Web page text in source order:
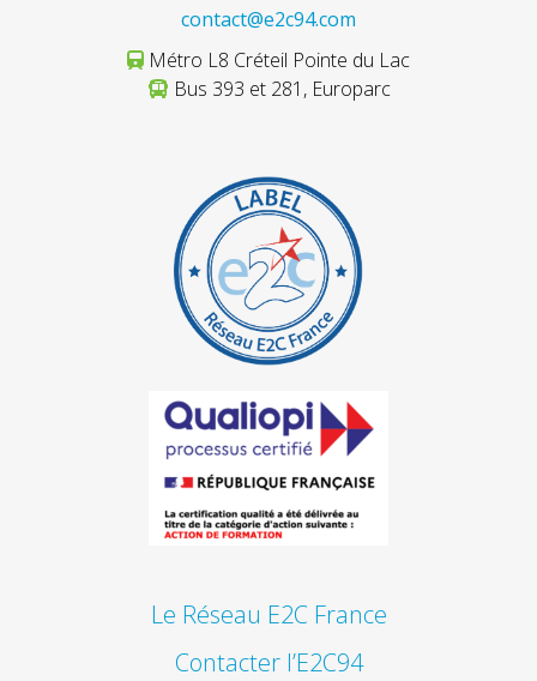
contact@e2c94.com
Métro L8 Créteil Pointe du Lac
Bus 393 et 281, Europarc
Le Réseau E2C France
Contacter l’E2C94